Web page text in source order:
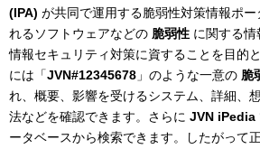
(IPA) が共同で運用する脆弱性対策情報ポ
れるソフトウェアなどの 脆弱性 に関する情
情報セキュリティ対策に資することを目的
には「JVN#12345678 」のような一意の 脆
れ、概要、影響を受けるシステム、詳細、
法などを確認できます。さらに JVN iPedia
ータベースから検索できます。したがって